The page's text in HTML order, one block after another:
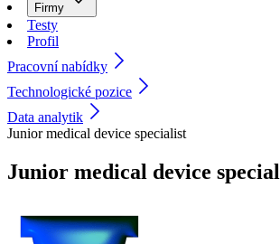
Firmy
Testy
Profil
Pracovní nabídky
Technologické pozice
Data analytik
Junior medical device specialist
Junior medical device